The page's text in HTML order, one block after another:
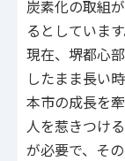
炭素化の取組
るとしています
現在、堺都心
したまま長い
本市の成長を
人を惹きつけ
が必要で、そ